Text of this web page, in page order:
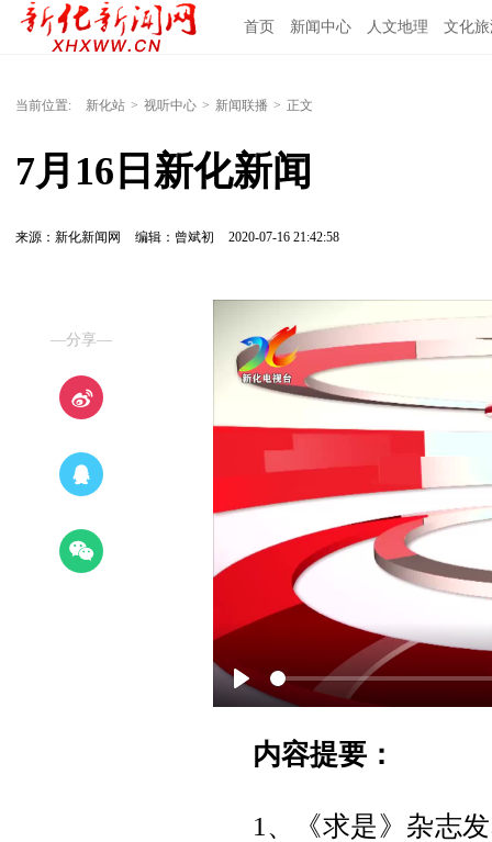
首页 新闻中心 人文地理 文化
当前位置: 新化站 > 视听中心 > 新闻联播 > 正文
7月16日新化新闻
来源：新化新闻网 编辑：曾斌初 2020-07-16 21:42:58
—分享—
Play
内容提要：
1、《求是》杂志